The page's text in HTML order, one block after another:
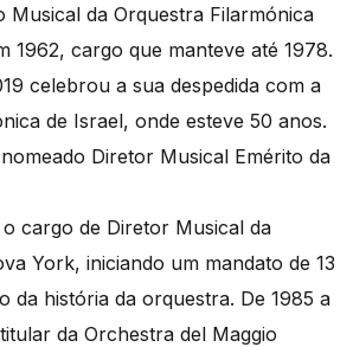
Musical da Orquestra Filarmónica
1962, cargo que manteve até 1978.
celebrou a sua despedida com a
de Israel, onde esteve 50 anos.
Diretor Musical Emérito da
o cargo de Diretor Musical da
York, iniciando um mandato de 13
da história da orquestra. De 1985 a
da Orchestra del Maggio